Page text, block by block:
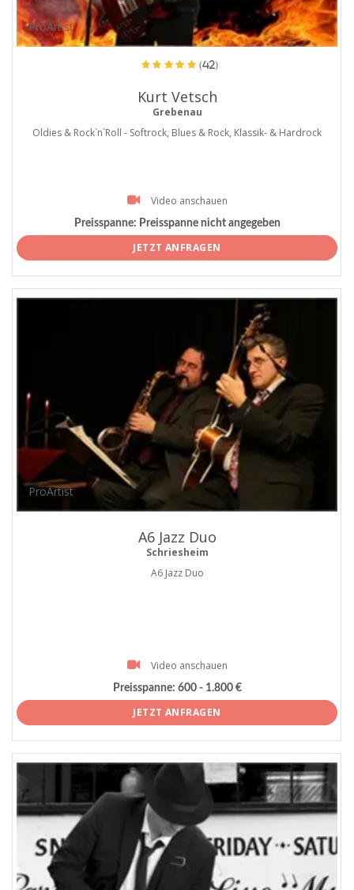
ProArtist
(42)
Kurt Vetsch
Grebenau
Oldies & Rock`n`Roll - Softrock, Blues & Rock, Klassik- & Hardrock
Video anschauen
Preisspanne: Preisspanne nicht angegeben
JETZT ANFRAGEN
ProArtist
A6 Jazz Duo
Schriesheim
A6 Jazz Duo
Video anschauen
Preisspanne: 600 - 1.800 €
JETZT ANFRAGEN